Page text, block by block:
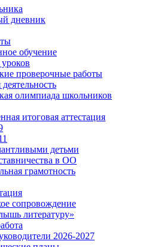
дневник
обучение
проверочные работы
олимпиада школьников
итоговая аттестация
детьми
в ОО
грамотность
сопровождение
литературу»
2026-2027